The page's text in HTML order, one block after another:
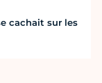
cachait sur les